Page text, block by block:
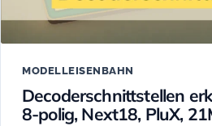
MODELLEISENBAHN
Decoderschnittstellen
8-polig, Next18, PluX,